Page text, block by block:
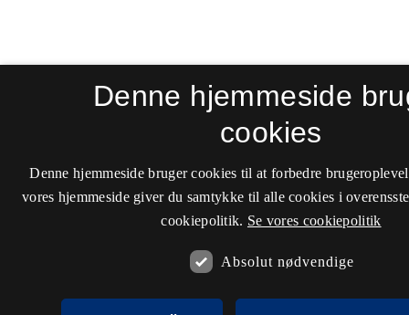
Denne hjemmeside
cookies
Denne hjemmeside bruger cookies til at forbedre
vores hjemmeside giver du samtykke til alle cookies i
cookiepolitik. Se vores cookiepolitik
Absolut nødvendige